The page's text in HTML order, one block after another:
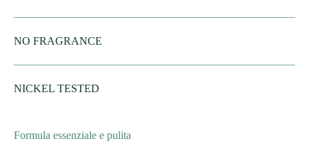
NO FRAGRANCE
NICKEL TESTED
Formula essenziale e pulita